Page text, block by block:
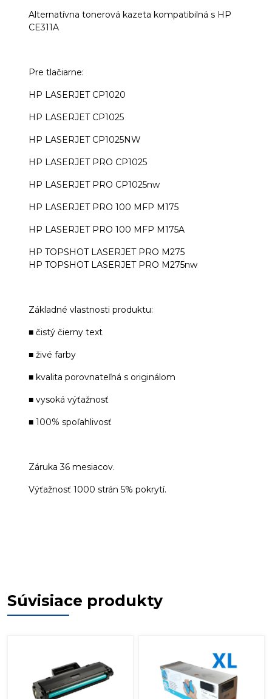
Alternatívna tonerová kazeta kompatibilná s HP
CE311A
Pre tlačiarne:
HP LASERJET CP1020
HP LASERJET CP1025
HP LASERJET CP1025NW
HP LASERJET PRO CP1025
HP LASERJET PRO CP1025nw
HP LASERJET PRO 100 MFP M175
HP LASERJET PRO 100 MFP M175A
HP TOPSHOT LASERJET PRO M275
HP TOPSHOT LASERJET PRO M275nw
Základné vlastnosti produktu:
■ čistý čierny text
■ živé farby
■ kvalita porovnateľná s originálom
■ vysoká výťažnosť
■ 100% spoľahlivosť
Záruka 36 mesiacov.
Výťažnosť 1000 strán 5% pokrytí.
Súvisiace produkty